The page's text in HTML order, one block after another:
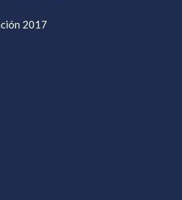
2017